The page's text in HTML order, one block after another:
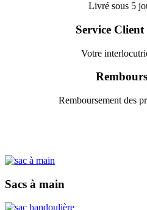
Livré sous 5
Service
Votre
Remboursement des
Sacs à main